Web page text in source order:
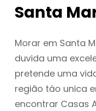
Santa
Morar em Santa
duvida uma
pretende uma
região táo unica
encontrar Casas